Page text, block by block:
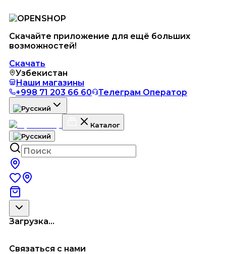
Скачайте приложение для ещё больших
возможностей!
Скачать
Узбекистан
Наши магазины
+998 71 203 66 60
Телеграм Оператор
Каталог
Загрузка...
Связаться с нами